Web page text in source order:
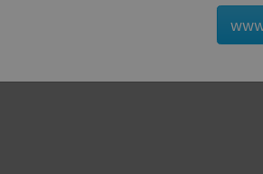
oder zu vermeidende
Beförderung bestimmter